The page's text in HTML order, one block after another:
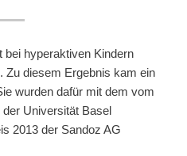
hyperaktiven Kindern
Zu diesem Ergebnis kam ein
wurden dafür mit dem vom
Universität Basel
2013 der Sandoz AG